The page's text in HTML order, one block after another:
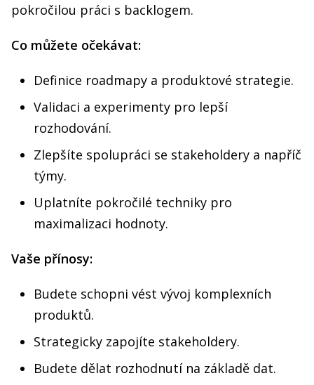
pokročilou práci s backlogem.
Co můžete očekávat:
Definice roadmapy a produktové strategie.
Validaci a experimenty pro lepší
rozhodování.
Zlepšíte spolupráci se stakeholdery a napříč
týmy.
Uplatníte pokročilé techniky pro
maximalizaci hodnoty.
Vaše přínosy:
Budete schopni vést vývoj komplexních
produktů.
Strategicky zapojíte stakeholdery.
Budete dělat rozhodnutí na základě dat.